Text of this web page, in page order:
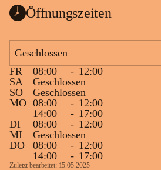
Öffnungszeiten
Geschlossen
FR
08:00 - 12:00
SA
Geschlossen
SO
Geschlossen
MO 08:00 - 12:00
14:00
- 17:00
DI
08:00 - 12:00
MI
Geschlossen
DO
08:00 - 12:00
14:00
- 17:00
Zuletzt bearbeitet: 15.05.2025